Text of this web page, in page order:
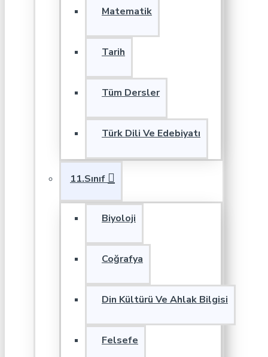
Matematik
Tarih
Tüm Dersler
Türk Dili Ve Edebiyatı
11.Sınıf
Biyoloji
Coğrafya
Din Kültürü Ve Ahlak Bilgisi
Felsefe